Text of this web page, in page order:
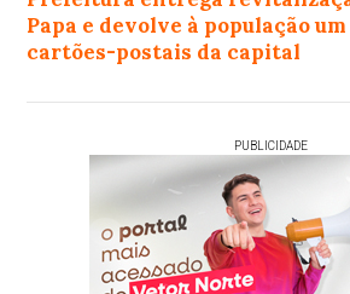
Papa e devolve à população
cartões-postais da capital
PUBLICIDADE